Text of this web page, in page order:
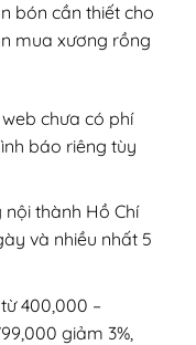
bón cần thiết cho
mua xương rồng
chưa có phí
báo riêng tùy
thành Hồ Chí
và nhiều nhất 5
400,000 –
giảm 3%,